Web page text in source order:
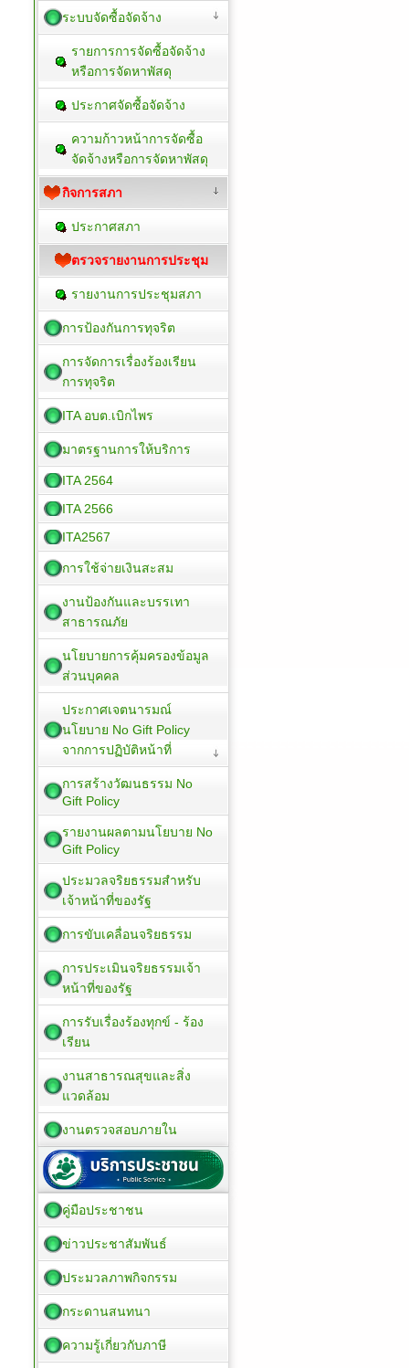
ระบบจัดซื้อจัดจ้าง
รายการการจัดซื้อจัดจ้าง
หรือการจัดหาพัสดุ
ประกาศจัดซื้อจัดจ้าง
ความก้าวหน้าการจัดซื้อ
จัดจ้างหรือการจัดหาพัสดุ
กิจการสภา
ประกาศสภา
ตรวจรายงานการประชุม
รายงานการประชุมสภา
การป้องกันการทุจริต
การจัดการเรื่องร้องเรียน
การทุจริต
ITA อบต.เบิกไพร
มาตรฐานการให้บริการ
ITA 2564
ITA 2566
ITA2567
การใช้จ่ายเงินสะสม
งานป้องกันและบรรเทา
สาธารณภัย
นโยบายการคุ้มครองข้อมูล
ส่วนบุคคล
ประกาศเจตนารมณ์
นโยบาย No Gift Policy
จากการปฏิบัติหน้าที่
การสร้างวัฒนธรรม No
Gift Policy
รายงานผลตามนโยบาย No
Gift Policy
ประมวลจริยธรรมสำหรับ
เจ้าหน้าที่ของรัฐ
การขับเคลื่อนจริยธรรม
การประเมินจริยธรรมเจ้า
หน้าที่ของรัฐ
การรับเรื่องร้องทุกข์ - ร้อง
เรียน
งานสาธารณสุขและสิ่ง
แวดล้อม
งานตรวจสอบภายใน
คู่มือประชาชน
ข่าวประชาสัมพันธ์
ประมวลภาพกิจกรรม
กระดานสนทนา
ความรู้เกี่ยวกับภาษี